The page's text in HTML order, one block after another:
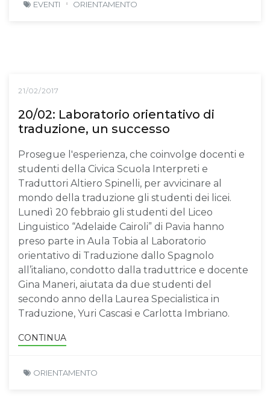
EVENTI ORIENTAMENTO
21/02/2017
20/02: Laboratorio orientativo di
traduzione, un successo
Prosegue l'esperienza, che coinvolge docenti e
studenti della Civica Scuola Interpreti e
Traduttori Altiero Spinelli, per avvicinare al
mondo della traduzione gli studenti dei licei.
Lunedì 20 febbraio gli studenti del Liceo
Linguistico “Adelaide Cairoli” di Pavia hanno
preso parte in Aula Tobia al Laboratorio
orientativo di Traduzione dallo Spagnolo
all’italiano, condotto dalla traduttrice e docente
Gina Maneri, aiutata da due studenti del
secondo anno della Laurea Specialistica in
Traduzione, Yuri Cascasi e Carlotta Imbriano.
CONTINUA
ORIENTAMENTO